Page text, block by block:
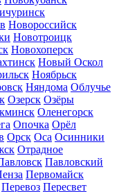
Новороссийск
Новотроицк
Новохоперск
Новый Оскол
Ноябрьск
Няндома Облучье
Озерск Озёры
Оленегорск
Опочка Орёл
Орск Оса Осинники
Отрадное
Павловский
Первомайск
Перевоз Пересвет